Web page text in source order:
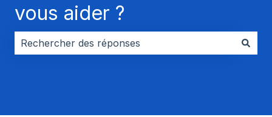
vous aider ?